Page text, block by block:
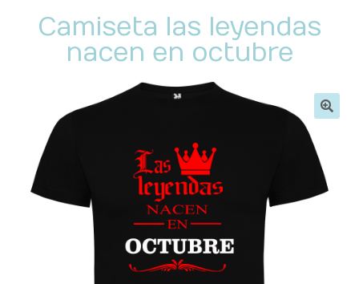
Camiseta las leyendas
nacen en octubre